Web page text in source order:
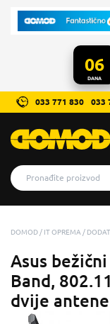
06
DANA
033 771 830 033
DOMOD IT OPREMA
Asus
Band,
dvije